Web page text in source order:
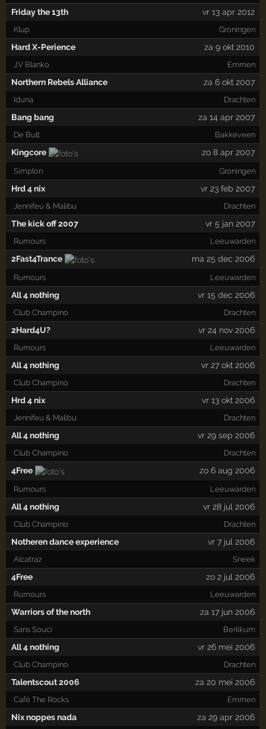
Friday the 13th vr 13 apr 2012
Klup Groningen
Hard X-Perience za 9 okt 2010
J.V Blanko Emmen
Northern Rebels Alliance za 6 okt 2007
Iduna Drachten
Bang bang za 14 apr 2007
De Bult Bakkeveen
Kingcore zo 8 apr 2007
Simplon Groningen
Hrd 4 nix vr 23 feb 2007
Jennifeu & Malibu Drachten
The kick off 2007 vr 5 jan 2007
Rumours Leeuwarden
2Fast4Trance ma 25 dec 2006
Rumours Leeuwarden
All 4 nothing vr 15 dec 2006
Club Champino Drachten
2Hard4U? vr 24 nov 2006
Rumours Leeuwarden
All 4 nothing vr 27 okt 2006
Club Champino Drachten
Hrd 4 nix vr 13 okt 2006
Jennifeu & Malibu Drachten
All 4 nothing vr 29 sep 2006
Club Champino Drachten
4Free zo 6 aug 2006
Rumours Leeuwarden
All 4 nothing vr 28 jul 2006
Club Champino Drachten
Notheren dance experience vr 7 jul 2006
Alcatraz Sneek
4Free zo 2 jul 2006
Rumours Leeuwarden
Warriors of the north za 17 jun 2006
Sans Souci Berlikum
All 4 nothing vr 26 mei 2006
Club Champino Drachten
Talentscout 2006 za 20 mei 2006
Café The Rocks Emmen
Nix noppes nada za 29 apr 2006